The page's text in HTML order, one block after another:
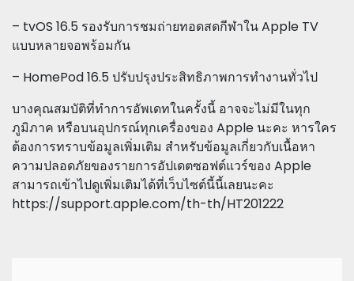
– tvOS 16.5 รองรับการชมถ่ายทอดสดกีฬาใน Apple TV‌
แบบหลายจอพร้อมกัน
– HomePod 16.5 ปรับปรุงประสิทธิภาพการทำงานทั่วไป
บางคุณสมบัติที่ทำการอัพเดทในครั้งนี้ อาจจะไม่มีในทุก
ภูมิภาค หรือบนอุปกรณ์ทุกเครื่องของ Apple นะคะ หารใคร
ต้องการทราบข้อมูลเพิ่มเติม สำหรับข้อมูลเกี่ยวกับเนื้อหา
ความปลอดภัยของรายการอัปเดตซอฟต์แวร์ของ Apple
สามารถเข้าไปดูเพิ่มเติมได้ที่เว็บไซต์นี้นี้เลยนะคะ
https://support.apple.com/th-th/HT201222